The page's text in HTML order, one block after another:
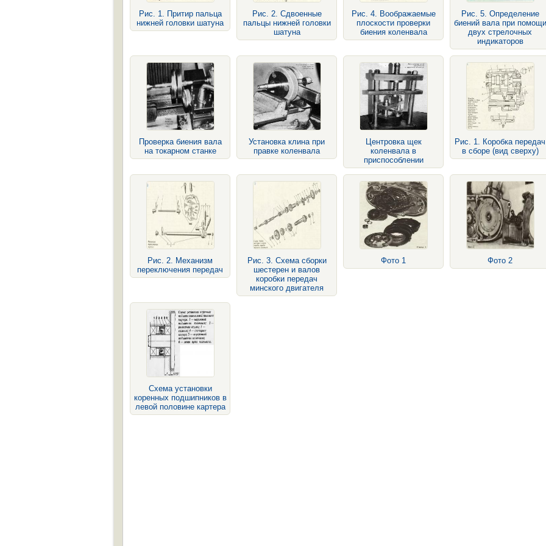
Рис. 1. Притир пальца
нижней головки шатуна
Рис. 2. Сдвоенные
пальцы нижней головки
шатуна
Рис. 4. Воображаемые
плоскости проверки
биения коленвала
Рис. 5. Определение
биений вала при помощи
двух стрелочных
индикаторов
Проверка биения вала
на токарном станке
Установка клина при
правке коленвала
Центровка щек
коленвала в
приспособлении
Рис. 1. Коробка передач
в сборе (вид сверху)
Рис. 2. Механизм
переключения передач
Рис. 3. Схема сборки
шестерен и валов
коробки передач
минского двигателя
Фото 1 Фото 2
Схема установки
коренных подшипников в
левой половине картера